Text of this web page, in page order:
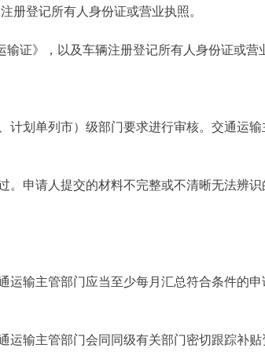
册登记所有人身份证或营业执照。
证》，以及车辆注册登记所有人身份证或营
划单列市）级部门要求进行审核。交通运输
申请人提交的材料不完整或不清晰无法辨
输主管部门应当至少每月汇总符合条件的申
输主管部门会同同级有关部门密切跟踪补贴